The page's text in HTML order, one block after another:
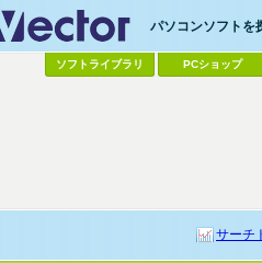
パソコンソフトを
ソフトライブラリ PCショップ
サーチ